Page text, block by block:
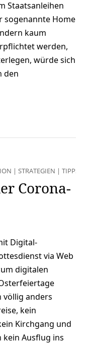
Staatsanleihen
sogenannte Home
kaum
werden,
würde sich
den
| STRATEGIEN | TIPPS
Corona-
Digital-
via Web
digitalen
völlig anders
kein
Kirchgang und
Ausflug ins